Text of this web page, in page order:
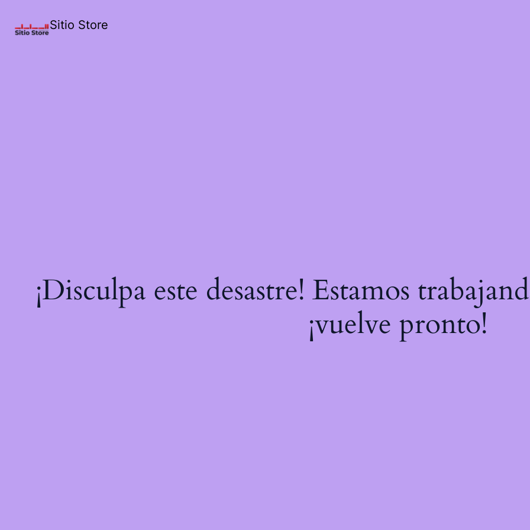
Sitio Store
¡Disculpa este desastre! Estamos
¡vuelve pronto!